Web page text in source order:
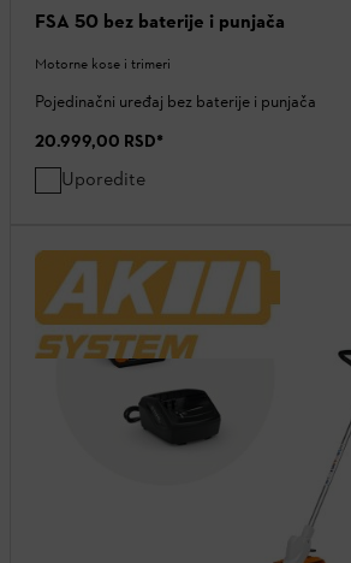
FSA 50 bez baterije i punjača
Motorne kose i trimeri
Pojedinačni uređaj bez baterije i punjača
20.999,00 RSD*
Uporedite